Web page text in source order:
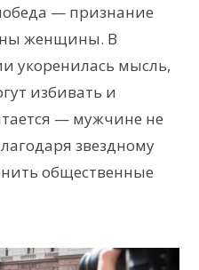
— признание
женщины. В
укоренилась мысль,
избивать и
— мужчине не
звездному
общественные